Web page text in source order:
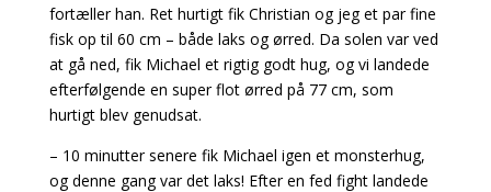
fortæller han. Ret hurtigt fik Christian og jeg et par fine
fisk op til 60 cm – både laks og ørred. Da solen var ved
at gå ned, fik Michael et rigtig godt hug, og vi landede
efterfølgende en super flot ørred på 77 cm, som
hurtigt blev genudsat.
– 10 minutter senere fik Michael igen et monsterhug,
og denne gang var det laks! Efter en fed fight landede